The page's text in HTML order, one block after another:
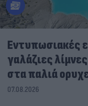
Εντυπωσιακές
γαλάζιες
στα παλιά